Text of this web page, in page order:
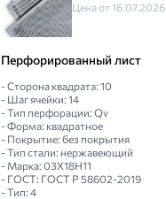
Цена от 16.07.2026
Перфорированный лист
- Сторона квадрата: 10
- Шаг ячейки: 14
- Тип перфорации: Qv
- Форма: квадратное
- Покрытие: без покрытия
- Тип стали: нержавеющий
- Марка: 03Х18Н11
- ГОСТ: ГОСТ Р 58602-2019
- Тип: 4